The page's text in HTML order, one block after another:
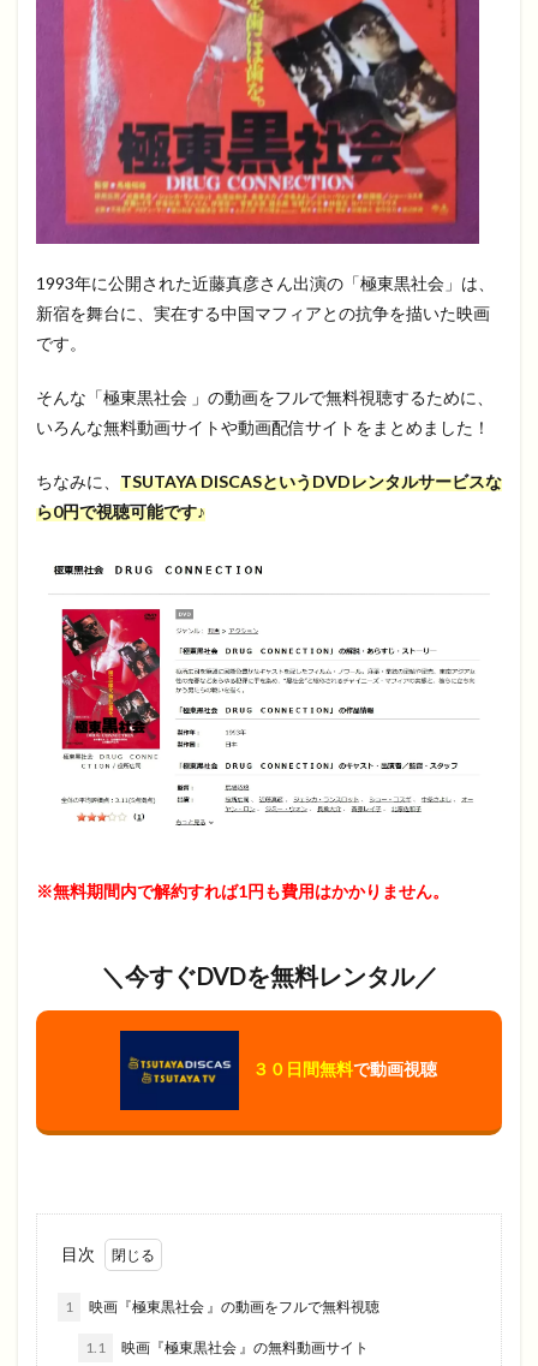
1993年に公開された近藤真彦さん出演の「極東黒社会」は、
新宿を舞台に、実在する中国マフィアとの抗争を描いた映画
です。
そんな「極東黒社会 」の動画をフルで無料視聴するために、
いろんな無料動画サイトや動画配信サイトをまとめました！
ちなみに、 TSUTAYA DISCASというDVDレンタルサービスな
ら0円で視聴可能です♪
※無料期間内で解約すれば1円も費用はかかりません。
＼今すぐDVDを無料レンタル／
３０日間無料で動画視聴
目次
1 映画『極東黒社会 』の動画をフルで無料視聴
1.1 映画『極東黒社会 』の無料動画サイト